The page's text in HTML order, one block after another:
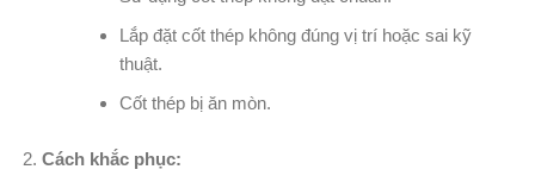
Lắp đặt cốt thép không đúng vị trí hoặc sai kỹ
thuật.
Cốt thép bị ăn mòn.
Cách khắc phục: